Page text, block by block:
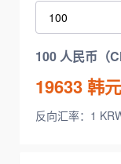
100 人民币（
19633韩
反向汇率：1